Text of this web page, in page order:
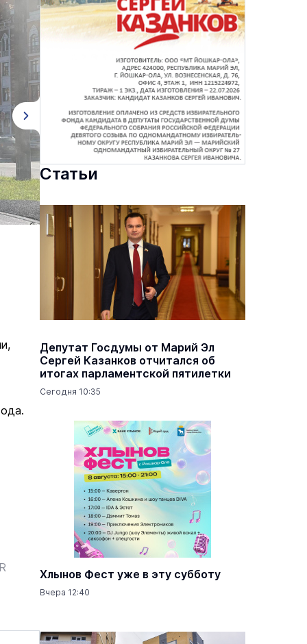
Статьи
Депутат Госдумы от Марий Эл
Сергей Казанков отчитался об
итогах парламентской пятилетки
Сегодня 10:35
Хлынов Фест уже в эту субботу
Вчера 12:40